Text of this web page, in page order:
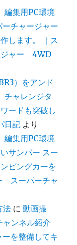
編集用PC環境
チャージャー
します。 ｜ス
ジャー 4WD
）をアンド
チャレンジタ
ードも突破し
日記 より
編集用PC環境
サンバー スー
ピングカーを
スーパーチャ
法 に動画撮
ャンネル紹介
を整備してキ